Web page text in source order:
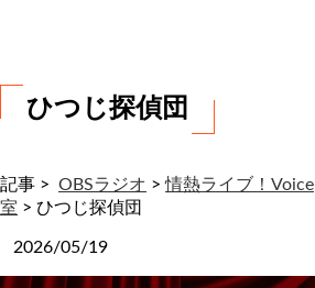
ひつじ探偵団
記事 > OBSラジオ >情熱ライブ！Voice
室 > ひつじ探偵団
2026/05/19